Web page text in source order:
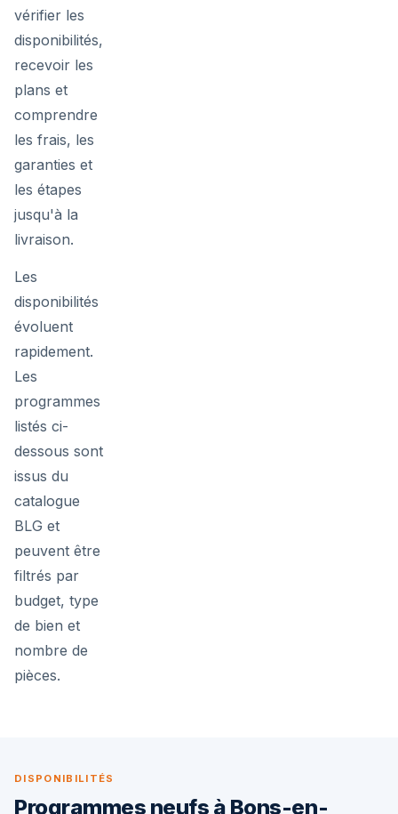
vérifier les
disponibilités,
recevoir les
plans et
comprendre
les frais, les
garanties et
les étapes
jusqu'à la
livraison.
Les
disponibilités
évoluent
rapidement.
Les
programmes
listés ci-
dessous sont
issus du
catalogue
BLG et
peuvent être
filtrés par
budget, type
de bien et
nombre de
pièces.
DISPONIBILITÉS
Programmes neufs à Bons-en-